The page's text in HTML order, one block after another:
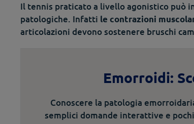
Il tennis praticato a livello agonistico può
patologiche. Infatti le contrazioni
articolazioni devono sostenere bruschi
Emorroidi:
Conoscere la patologia
semplici domande interattive e